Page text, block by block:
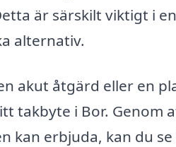
är särskilt viktigt i
alternativ.
akut åtgärd eller en
takbyte i Bor. Genom
kan erbjuda, kan du